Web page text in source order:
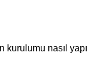
kurulumu nasıl yapı